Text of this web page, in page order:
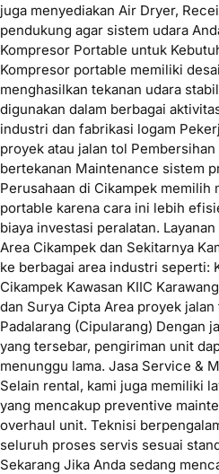
juga menyediakan Air Dryer,
pendukung agar sistem udara
Kompresor Portable untuk
Kompresor portable memiliki
menghasilkan tekanan udara
digunakan dalam berbagai
industri dan fabrikasi logam
proyek atau jalan tol
bertekanan Maintenance sistem
Perusahaan di Cikampek memilih
portable karena cara ini lebih
biaya investasi peralatan.
Area Cikampek dan Sekitarnya
ke berbagai area industri seperti:
Cikampek Kawasan KIIC
dan Surya Cipta Area proyek
Padalarang (Cipularang) Dengan
yang tersebar, pengiriman unit
menunggu lama. Jasa Service &
Selain rental, kami juga memiliki
yang mencakup preventive
overhaul unit. Teknisi
seluruh proses servis sesuai
Sekarang Jika Anda sedang